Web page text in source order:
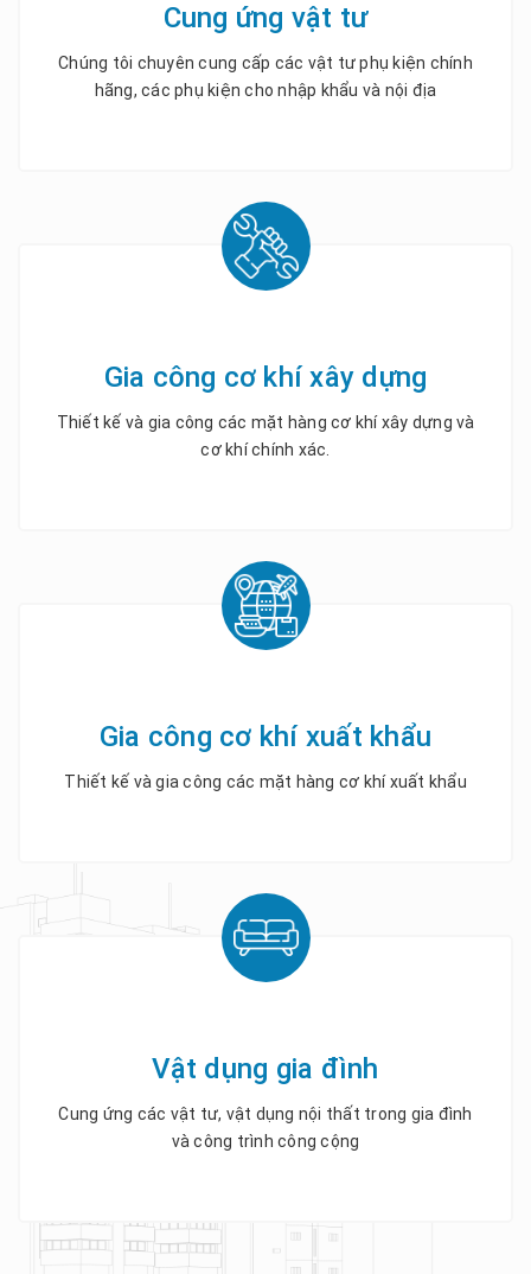
Cung ứng vật tư
Chúng tôi chuyên cung cấp các vật tư phụ kiện chính
hãng, các phụ kiện cho nhập khẩu và nội địa
Gia công cơ khí xây dựng
Thiết kế và gia công các mặt hàng cơ khí xây dựng và
cơ khí chính xác.
Gia công cơ khí xuất khẩu
Thiết kế và gia công các mặt hàng cơ khí xuất khẩu
Vật dụng gia đình
Cung ứng các vật tư, vật dụng nội thất trong gia đình
và công trình công cộng